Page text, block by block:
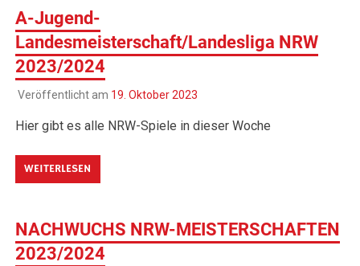
A-Jugend-
Landesmeisterschaft/Landesliga NRW
2023/2024
Veröffentlicht am 19. Oktober 2023
Hier gibt es alle NRW-Spiele in dieser Woche
WEITERLESEN
NACHWUCHS NRW-MEISTERSCHAFTEN
2023/2024